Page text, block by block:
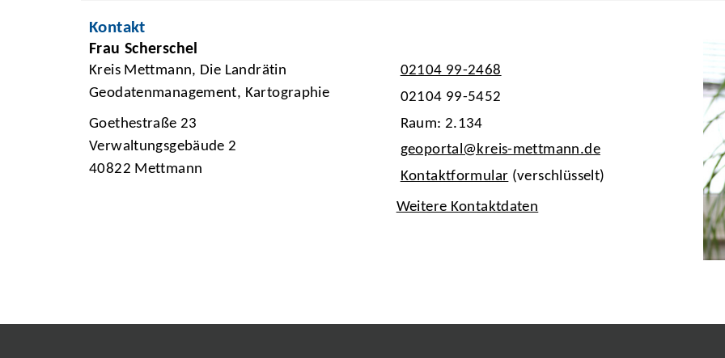
Kontakt
Frau Scherschel
Kreis Mettmann, Die Landrätin
Geodatenmanagement, Kartographie
Goethestraße 23
Verwaltungsgebäude 2
40822 Mettmann
02104 99-2468
02104 99-5452
Raum: 2.134
geoportal@kreis-mettmann.de
Kontaktformular (verschlüsselt)
Weitere Kontaktdaten